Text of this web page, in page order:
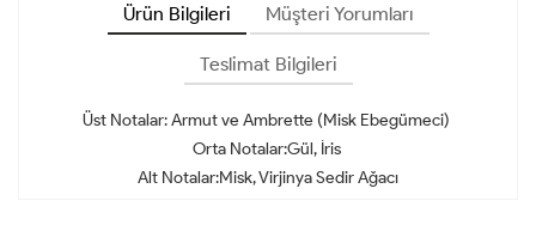
Ürün Bilgileri Müşteri Yorumları
Teslimat Bilgileri
Üst Notalar: Armut ve Ambrette (Misk Ebegümeci)
Orta Notalar:Gül, İris
Alt Notalar:Misk, Virjinya Sedir Ağacı